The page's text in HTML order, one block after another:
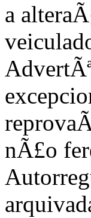
a
nÃ£o